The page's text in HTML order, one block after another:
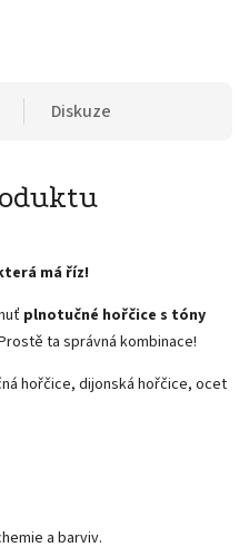
Diskuze
má říz!
plnotučné hořčice s tóny
ta správná kombinace!
hořčice, dijonská hořčice, ocet
a barviv.